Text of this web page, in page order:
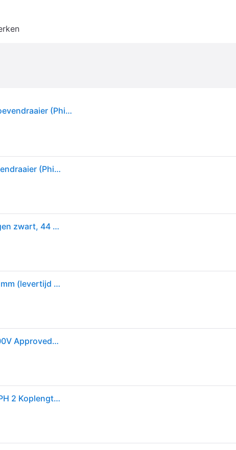
Knipex, Schroevendraaiers, VDE kruiskopschroevendraaier (Phillipps kruissleuf (PH))
Knipex, Schroevendraaiers, VDE kruiskopschroevendraaier (Phillipps kruissleuf (PH))
KNIPEX Borgveertang voor binnenringen in boringen zwart, 44 10 J6
KNIPEX WKRĘTAK KRZYŻAKOWY IZOL.PH2 x 100 mm (levertijd 8 werkdagen)
Knipex Insulated, PH2 Tip, 100 mm Blade VDE/1000V Approved, 212mm Overall
Knipex 98 24 02 VDE Kruiskop schroevendraaier PH 2 Koplengte: 100 mm DIN EN 60900